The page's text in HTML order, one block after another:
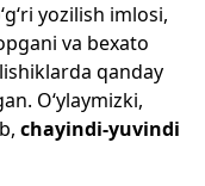
yozilish imlosi,
va bexato
qanday
O‘ylaymizki,
chayindi-yuvindi